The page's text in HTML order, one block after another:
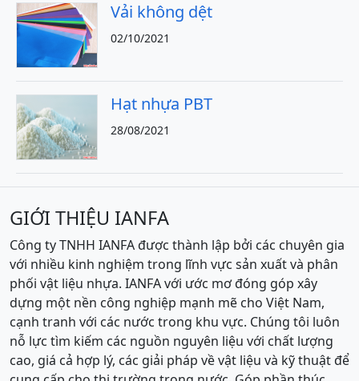
Vải không dệt
02/10/2021
Hạt nhựa PBT
28/08/2021
GIỚI THIỆU IANFA
Công ty TNHH IANFA được thành lập bởi các chuyên gia
với nhiều kinh nghiệm trong lĩnh vực sản xuất và phân
phối vật liệu nhựa. IANFA với ước mơ đóng góp xây
dựng một nền công nghiệp mạnh mẽ cho Việt Nam,
cạnh tranh với các nước trong khu vực. Chúng tôi luôn
nỗ lực tìm kiếm các nguồn nguyên liệu với chất lượng
cao, giá cả hợp lý, các giải pháp về vật liệu và kỹ thuật để